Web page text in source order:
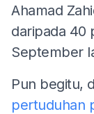
Ahamad
daripada 40
September
Pun begitu,
pertuduhan